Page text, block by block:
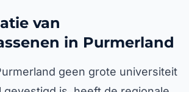
van
in Purmerland
geen grote universiteit